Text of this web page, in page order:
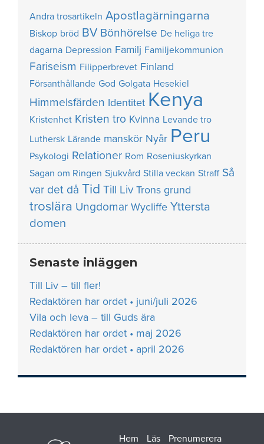
Andra trosartikeln Apostlagärningarna
Biskop bröd BV Bönhörelse De heliga tre
dagarna Depression Familj Familjekommunion
Fariseism Filipperbrevet Finland
Försanthållande God Golgata Hesekiel
Himmelsfärden Identitet Kenya
Kristenhet Kristen tro Kvinna Levande tro
Luthersk Lärande manskör Nyår Peru
Psykologi Relationer Rom Roseniuskyrkan
Sagan om Ringen Sjukvård Stilla veckan Straff Så
var det då Tid Till Liv Trons grund
troslära Ungdomar Wycliffe Yttersta
domen
Senaste inläggen
Till Liv – till fler!
Redaktören har ordet • juni/juli 2026
Vila och leva – till Guds ära
Redaktören har ordet • maj 2026
Redaktören har ordet • april 2026
Hem Läs Prenumerera